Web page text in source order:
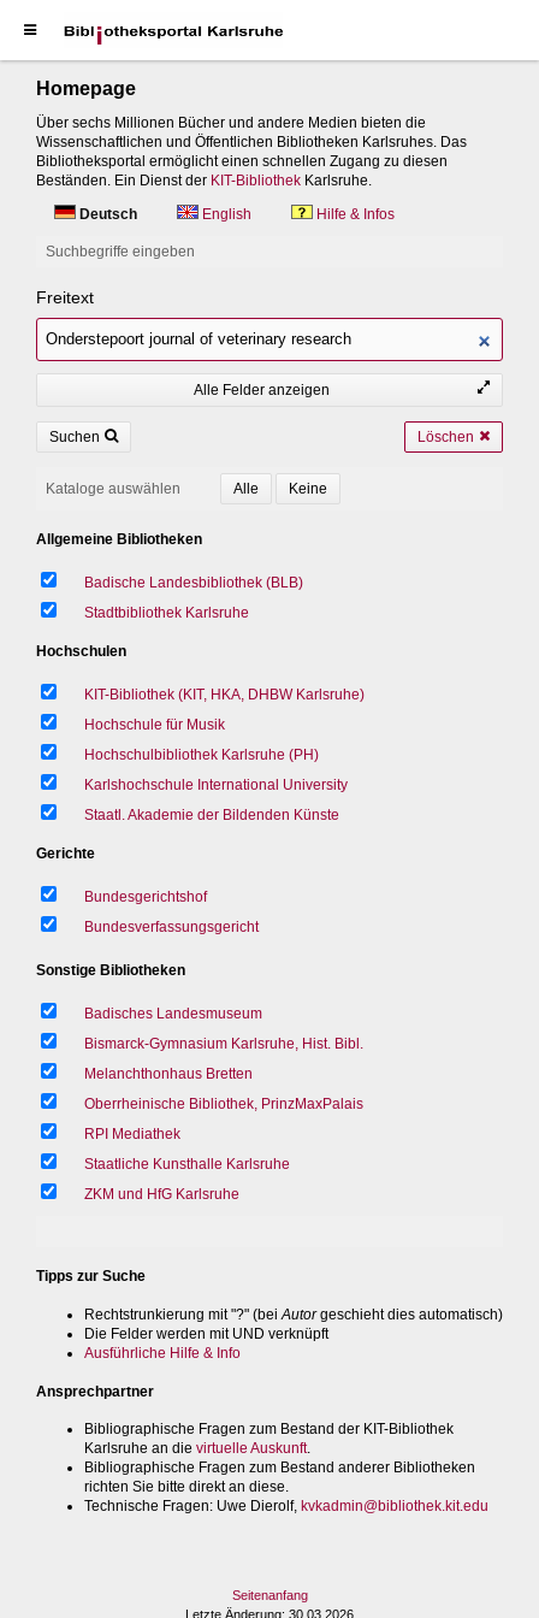
Homepage
Über sechs Millionen Bücher und andere Medien bieten die
Wissenschaftlichen und Öffentlichen Bibliotheken Karlsruhes. Das
Bibliotheksportal ermöglicht einen schnellen Zugang zu diesen
Beständen. Ein Dienst der KIT-Bibliothek Karlsruhe.
Deutsch
English Hilfe & Infos
Suchbegriffe eingeben
Freitext
Alle Felder anzeigen
Suchen Löschen
Kataloge auswählen
Allgemeine Bibliotheken
Badische Landesbibliothek (BLB)
Stadtbibliothek Karlsruhe
Hochschulen
KIT-Bibliothek (KIT, HKA, DHBW Karlsruhe)
Hochschule für Musik
Hochschulbibliothek Karlsruhe (PH)
Karlshochschule International University
Staatl. Akademie der Bildenden Künste
Gerichte
Bundesgerichtshof
Bundesverfassungsgericht
Sonstige Bibliotheken
Badisches Landesmuseum
Bismarck-Gymnasium Karlsruhe, Hist. Bibl.
Melanchthonhaus Bretten
Oberrheinische Bibliothek, PrinzMaxPalais
RPI Mediathek
Staatliche Kunsthalle Karlsruhe
ZKM und HfG Karlsruhe
Tipps zur Suche
Rechtstrunkierung mit "?" (bei Autorgeschieht dies automatisch)
Die Felder werden mit UND verknüpft
Ausführliche Hilfe & Info
Ansprechpartner
Bibliographische Fragen zum Bestand der KIT-Bibliothek
Karlsruhe an die virtuelle Auskunft.
Bibliographische Fragen zum Bestand anderer Bibliotheken
richten Sie bitte direkt an diese.
Technische Fragen: Uwe Dierolf, kvkadmin@bibliothek.kit.edu
Seitenanfang
Letzte Änderung: 30.03.2026